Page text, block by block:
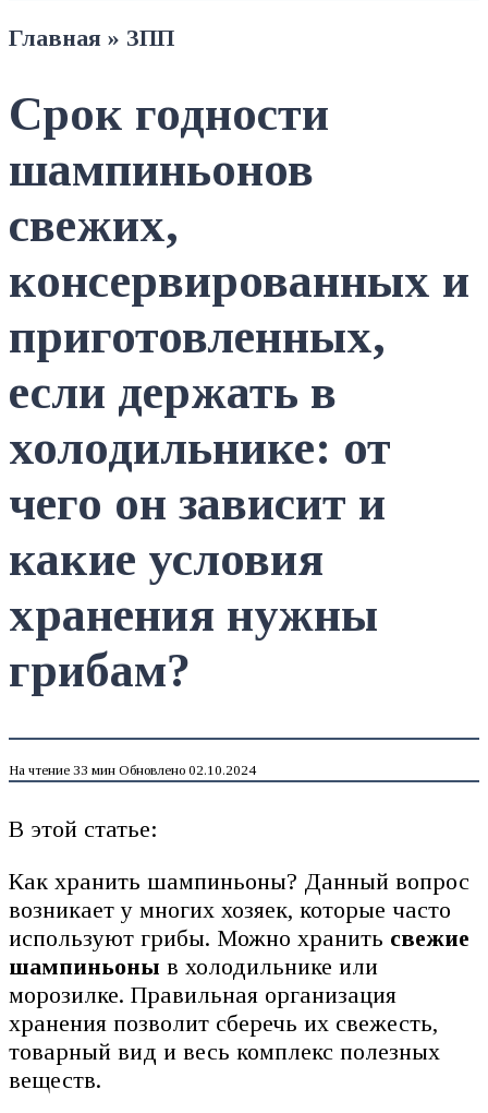
Главная » ЗПП
Срок годности
шампиньонов
свежих,
консервированных и
приготовленных,
если держать в
холодильнике: от
чего он зависит и
какие условия
хранения нужны
грибам?
На чтение 33 мин Обновлено 02.10.2024
В этой статье:
Как хранить шампиньоны? Данный вопрос
возникает у многих хозяек, которые часто
используют грибы. Можно хранить свежие
шампиньоны в холодильнике или
морозилке. Правильная организация
хранения позволит сберечь их свежесть,
товарный вид и весь комплекс полезных
веществ.